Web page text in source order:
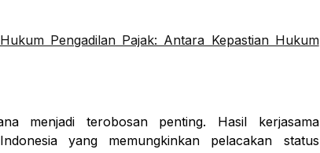
Pengadilan Pajak: Antara Kepastian Hukum
menjadi terobosan penting. Hasil kerjasama
yang memungkinkan pelacakan status